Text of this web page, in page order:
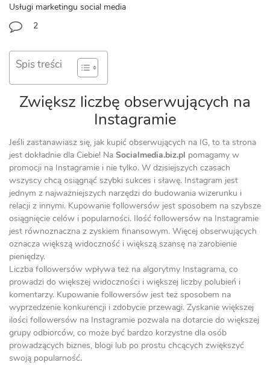
Usługi marketingu social media
2
Spis treści
Zwiększ liczbę obserwujących na
Instagramie
Jeśli zastanawiasz się, jak kupić obserwujących na IG, to ta strona
jest dokładnie dla Ciebie! Na Socialmedia.biz.pl pomagamy w
promocji na Instagramie i nie tylko. W dzisiejszych czasach
wszyscy chcą osiągnąć szybki sukces i sławę. Instagram jest
jednym z najważniejszych narzędzi do budowania wizerunku i
relacji z innymi. Kupowanie followersów jest sposobem na szybsze
osiągnięcie celów i popularności. Ilość followersów na Instagramie
jest równoznaczna z zyskiem finansowym. Więcej obserwujących
oznacza większą widoczność i większą szansę na zarobienie
pieniędzy.
Liczba followersów wpływa też na algorytmy Instagrama, co
prowadzi do większej widoczności i większej liczby polubień i
komentarzy. Kupowanie followersów jest też sposobem na
wyprzedzenie konkurencji i zdobycie przewagi. Zyskanie większej
ilości followersów na Instagramie pozwala na dotarcie do większej
grupy odbiorców, co może być bardzo korzystne dla osób
prowadzących biznes, blogi lub po prostu chcących zwiększyć
swoją popularność.